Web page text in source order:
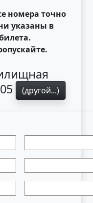
номера точно
указаны в
(другой...)